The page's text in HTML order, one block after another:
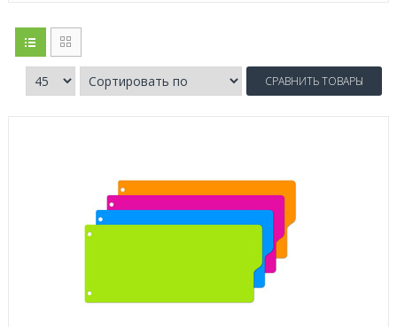
СРАВНИТЬ ТОВАРЫ